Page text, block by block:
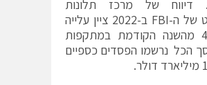
דיווח של מרכז תלונות
האינטרנט של ה-FBI ב-2022 ציין עלייה
של 49% מהשנה הקודמת במתקפות
הכל נרשמו הפסדים כספיים